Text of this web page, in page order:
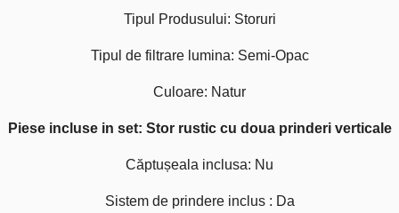
Tipul Produsului: Storuri
Tipul de filtrare lumina: Semi-Opac
Culoare: Natur
Piese incluse in set: Stor rustic cu doua prinderi verticale
Căptușeala inclusa: Nu
Sistem de prindere inclus : Da